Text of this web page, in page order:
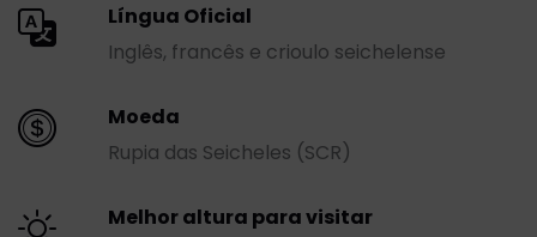
Língua Oficial
Inglês, francês e crioulo seichelense
Moeda
Rupia das Seicheles (SCR)
Melhor altura para visitar